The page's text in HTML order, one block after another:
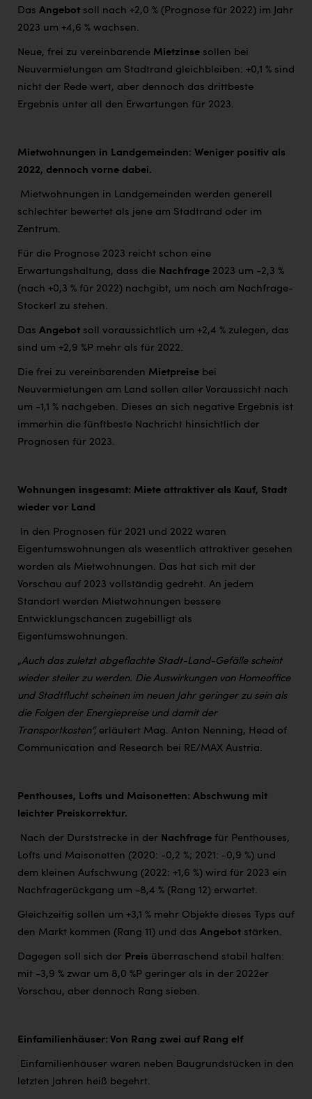
Das Angebot soll nach +2,0 % (Prognose für 2022) im Jahr
2023 um +4,6 % wachsen.
Neue, frei zu vereinbarende Mietzinse sollen bei
Neuvermietungen am Stadtrand gleichbleiben: +0,1 % sind
nicht der Rede wert, aber dennoch das drittbeste
Ergebnis unter all den Erwartungen für 2023.
Mietwohnungen in Landgemeinden: Weniger positiv als
2022, dennoch vorne dabei.
Mietwohnungen in Landgemeinden werden generell
schlechter bewertet als jene am Stadtrand oder im
Zentrum.
Für die Prognose 2023 reicht schon eine
Erwartungshaltung, dass die Nachfrage 2023 um -2,3 %
(nach +0,3 % für 2022) nachgibt, um noch am Nachfrage-
Stockerl zu stehen.
Das Angebot soll voraussichtlich um +2,4 % zulegen, das
sind um +2,9 %P mehr als für 2022.
Die frei zu vereinbarenden Mietpreise bei
Neuvermietungen am Land sollen aller Voraussicht nach
um -1,1 % nachgeben. Dieses an sich negative Ergebnis ist
immerhin die fünftbeste Nachricht hinsichtlich der
Prognosen für 2023.
Wohnungen insgesamt: Miete attraktiver als Kauf, Stadt
wieder vor Land
In den Prognosen für 2021 und 2022 waren
Eigentumswohnungen als wesentlich attraktiver gesehen
worden als Mietwohnungen. Das hat sich mit der
Vorschau auf 2023 vollständig gedreht. An jedem
Standort werden Mietwohnungen bessere
Entwicklungschancen zugebilligt als
Eigentumswohnungen.
„Auch das zuletzt abgeflachte Stadt-Land-Gefälle scheint
wieder steiler zu werden. Die Auswirkungen von Homeoffice
und Stadtflucht scheinen im neuen Jahr geringer zu sein als
die Folgen der Energiepreise und damit der
Transportkosten“, erläutert Mag. Anton Nenning, Head of
Communication and Research bei RE/MAX Austria.
Penthouses, Lofts und Maisonetten: Abschwung mit
leichter Preiskorrektur.
Nach der Durststrecke in der Nachfrage für Penthouses,
Lofts und Maisonetten (2020: -0,2 %; 2021: -0,9 %) und
dem kleinen Aufschwung (2022: +1,6 %) wird für 2023 ein
Nachfragerückgang um -8,4 % (Rang 12) erwartet.
Gleichzeitig sollen um +3,1 % mehr Objekte dieses Typs auf
den Markt kommen (Rang 11) und das Angebot stärken.
Dagegen soll sich der Preis überraschend stabil halten:
mit -3,9 % zwar um 8,0 %P geringer als in der 2022er
Vorschau, aber dennoch Rang sieben.
Einfamilienhäuser: Von Rang zwei auf Rang elf
Einfamilienhäuser waren neben Baugrundstücken in den
letzten Jahren heiß begehrt.